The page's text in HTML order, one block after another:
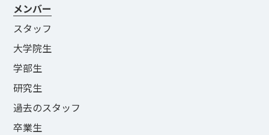
メンバー
スタッフ
大学院生
学部生
研究生
過去のスタッフ
卒業生